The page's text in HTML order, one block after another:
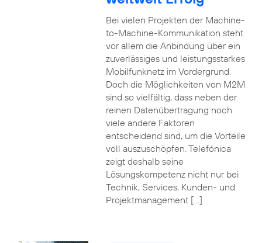
Bei vielen Projekten der Machine-
to-Machine-Kommunikation steht
vor allem die Anbindung über ein
zuverlässiges und leistungsstarkes
Mobilfunknetz im Vordergrund.
Doch die Möglichkeiten von M2M
sind so vielfältig, dass neben der
reinen Datenübertragung noch
viele andere Faktoren
entscheidend sind, um die Vorteile
voll auszuschöpfen. Telefónica
zeigt deshalb seine
Lösungskompetenz nicht nur bei
Technik, Services, Kunden- und
Projektmanagement […]